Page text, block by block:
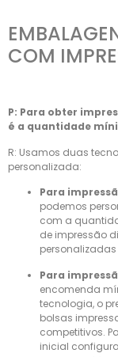
COM
P: Para obter
é a quantidade
R: Usamos duas
personalizada:
Para
podemos
com a
de impressão
Para
encomenda
tecnologia, o
bolsas
competitivos.
inicial